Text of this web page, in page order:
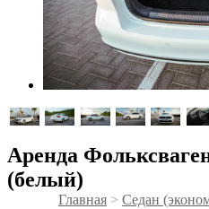
Аренда
(белый)
Главная > Седан